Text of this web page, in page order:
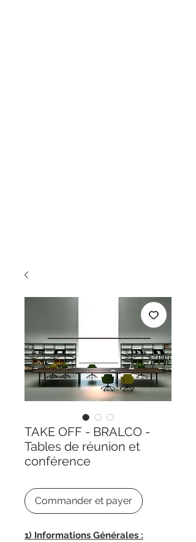
TAKE OFF - BRALCO -
Tables de réunion et
conférence
Commander et payer
1) Informations Générales :